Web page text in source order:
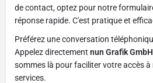
de contact, optez pour notre
réponse rapide. C'est pratique et
Préférez une conversation
Appelez directement nun Grafik GmbH
sommes là pour faciliter votre accès à
services.